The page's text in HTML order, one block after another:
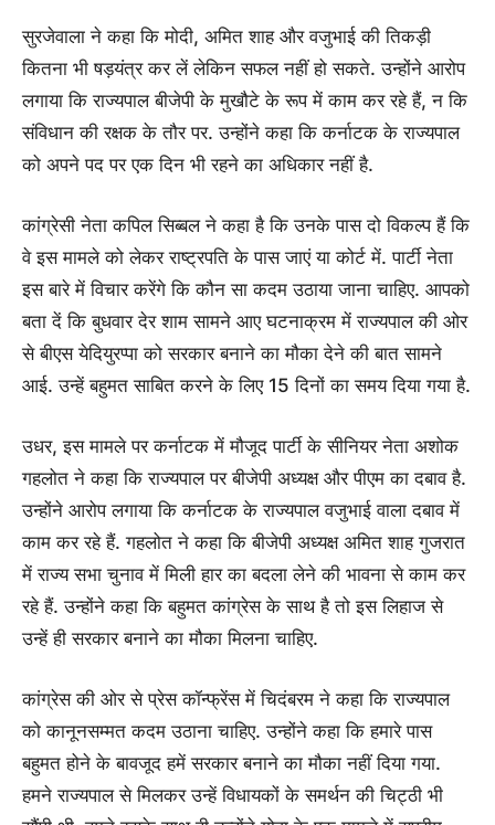
सुरजेवाला ने कहा कि मोदी, अमित शाह और वजुभाई की तिकड़ी
कितना भी षड़यंत्र कर लें लेकिन सफल नहीं हो सकते. उन्होंने आरोप
लगाया कि राज्यपाल बीजेपी के मुखौटे के रूप में काम कर रहे हैं, न कि
संविधान की रक्षक के तौर पर. उन्होंने कहा कि कर्नाटक के राज्यपाल
को अपने पद पर एक दिन भी रहने का अधिकार नहीं है.
कांग्रेसी नेता कपिल सिब्बल ने कहा है कि उनके पास दो विकल्प हैं कि
वे इस मामले को लेकर राष्ट्रपति के पास जाएं या कोर्ट में. पार्टी नेता
इस बारे में विचार करेंगे कि कौन सा कदम उठाया जाना चाहिए. आपको
बता दें कि बुधवार देर शाम सामने आए घटनाक्रम में राज्यपाल की ओर
से बीएस येदियुरप्पा को सरकार बनाने का मौका देने की बात सामने
आई. उन्हें बहुमत साबित करने के लिए 15 दिनों का समय दिया गया है.
उधर, इस मामले पर कर्नाटक में मौजूद पार्टी के सीनियर नेता अशोक
गहलोत ने कहा कि राज्यपाल पर बीजेपी अध्यक्ष और पीएम का दबाव है.
उन्होंने आरोप लगाया कि कर्नाटक के राज्यपाल वजुभाई वाला दबाव में
काम कर रहे हैं. गहलोत ने कहा कि बीजेपी अध्यक्ष अमित शाह गुजरात
में राज्य सभा चुनाव में मिली हार का बदला लेने की भावना से काम कर
रहे हैं. उन्होंने कहा कि बहुमत कांग्रेस के साथ है तो इस लिहाज से
उन्हें ही सरकार बनाने का मौका मिलना चाहिए.
कांग्रेस की ओर से प्रेस कॉन्फ्रेंस में चिदंबरम ने कहा कि राज्यपाल
को कानूनसम्मत कदम उठाना चाहिए. उन्होंने कहा कि हमारे पास
बहुमत होने के बावजूद हमें सरकार बनाने का मौका नहीं दिया गया.
हमने राज्यपाल से मिलकर उन्हें विधायकों के समर्थन की चिट्ठी भी